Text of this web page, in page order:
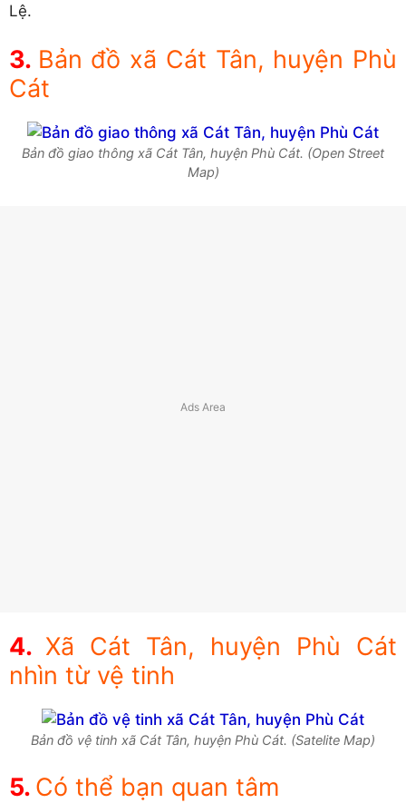
Lệ.
Bản đồ xã Cát Tân, huyện Phù
Cát
Bản đồ giao thông xã Cát Tân, huyện Phù Cát. (Open Street
Map)
Xã Cát Tân, huyện Phù Cát
nhìn từ vệ tinh
Bản đồ vệ tinh xã Cát Tân, huyện Phù Cát. (Satelite Map)
Có thể bạn quan tâm